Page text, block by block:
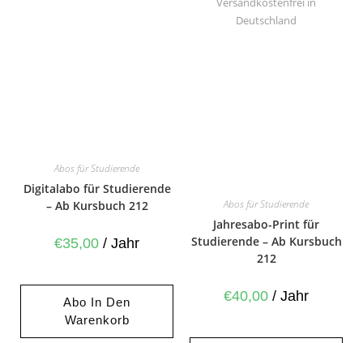
Abos für Studierende
Digitalabo für Studierende
– Ab Kursbuch 212
€35,00 / Jahr
Abo In Den
Warenkorb
Versandkostenfrei in
Deutschland
Abos für Studierende
Jahresabo-Print für
Studierende – Ab Kursbuch
212
€40,00 / Jahr